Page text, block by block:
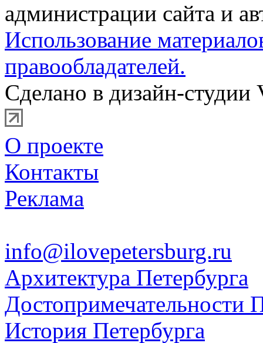
администрации сайта и
Использование
правообладателей.
Сделано в дизайн-студии
О проекте
Контакты
Реклама
info@ilovepetersburg.ru
Архитектура Петербурга
Достопримечательности
История Петербурга